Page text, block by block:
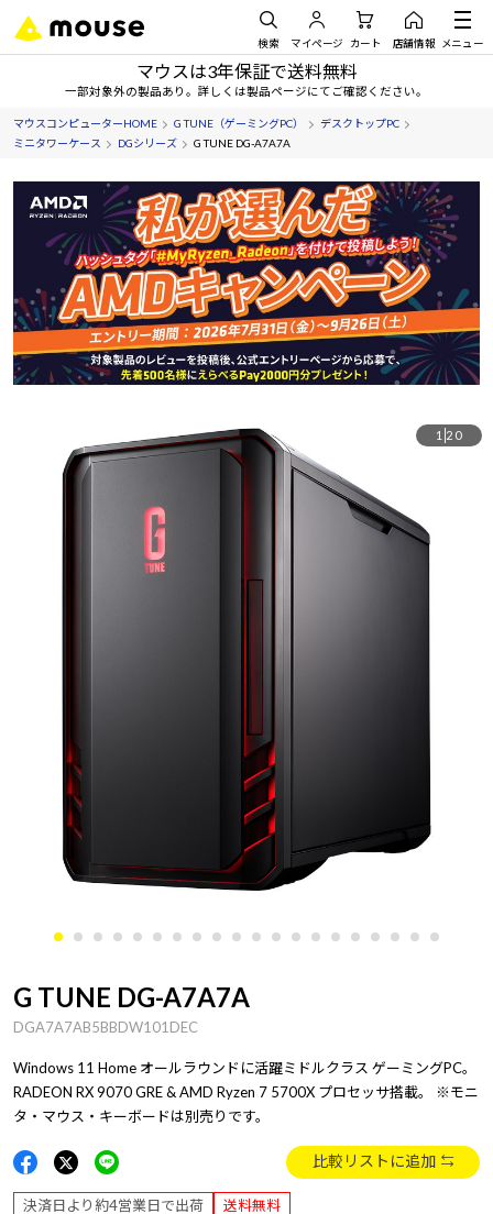
検索 マイページ カート 店舗情報 メニュー
マウスは3年保証で送料無料
一部対象外の製品あり。詳しくは製品ページにてご確認ください。
マウスコンピューターHOME G TUNE（ゲーミングPC）
デスクトップPC
ミニタワーケース
DGシリーズ G TUNE DG-A7A7A
1 20
G TUNE DG-A7A7A
DGA7A7AB5BBDW101DEC
Windows 11 Home オールラウンドに活躍ミドルクラス ゲーミングPC。
RADEON RX 9070 GRE & AMD Ryzen 7 5700X プロセッサ搭載。 ※モニ
タ・マウス・キーボードは別売りです。
比較リストに追加
決済日より約4営業日で出荷 送料無料